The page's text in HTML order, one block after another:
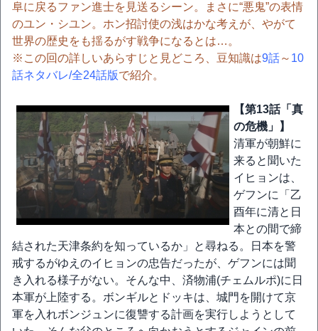
阜に戻るファン進士を見送るシーン。まさに“悪鬼”の表情
のユン・シユン。ホン招討使の浅はかな考えが、やがて
世界の歴史をも揺るがす戦争になるとは…。
※この回の詳しいあらすじと見どころ、豆知識は9話～ 10
話ネタバレ/全24話版で紹介。
【第13話「真
の危機」】
清軍が朝鮮に
来ると聞いた
イヒョンは、
ゲフンに「乙
酉年に清と日
本との間で締
結された天津条約を知っているか」と尋ねる。日本を警
戒するがゆえのイヒョンの忠告だったが、ゲフンには聞
き入れる様子がない。そんな中、済物浦(チェムルポ)に日
本軍が上陸する。ボンギルとドッキは、城門を開けて京
軍を入れボンジュンに復讐する計画を実行しようとして